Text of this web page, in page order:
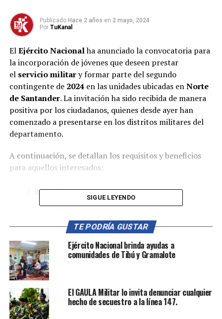
Publicado Hace 2 años en 2 mayo, 2024
Por TuKanal
ElEjército Nacionalha anunciado la convocatoria para
la incorporación de jóvenes que deseen prestar
el servicio military formar parte del segundo
contingente de 2024en las unidades ubicadas enNorte
de Santander. La invitación ha sido recibida de manera
positiva por los ciudadanos, quienes desde ayer han
comenzado a presentarse en los distritos militares del
departamento.
A continuación, se detallan los requisitos y beneficios
para aquellos interesados:
Requisitos:
Tener entre18 años(hasta un día antes)
menos de 24 años
No tenerantecedentes judiciales
Beneficios
50%de unsalario mínimo legal
SIGUE LEYENDO
TE PODRÍA GUSTAR
Ejército Nacional brinda ayudas a
comunidades de Tibú y Gramalote
El GAULA Militar lo invita denunciar cualquier
hecho de secuestro a la línea 147.